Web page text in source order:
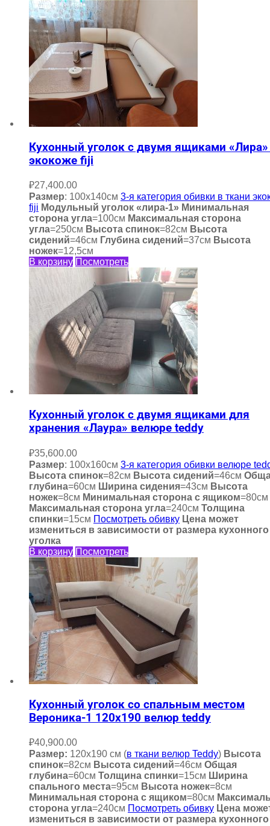
Кухонный уголок с двумя ящиками
экокоже fiji
₽27,400.00
Размер: 100х140см 3-я категория обивки в ткани
fiji Модульный уголок «лира-1» Минимальная
сторона угла=100см Максимальная сторона
угла=250см Высота спинок=82см Высота
сидений=46см Глубина сидений=37см Высота
ножек=12,5см
В корзину Посмотреть
Кухонный уголок с двумя ящиками для
хранения «Лаура» велюре teddy
₽35,600.00
Размер: 100х160см 3-я категория обивки велюре
Высота спинок=82см Высота сидений=46см
глубина=60см Ширина сидения=43см Высота
ножек=8см Минимальная сторона с ящиком=80см
Максимальная сторона угла=240см Толщина
спинки=15см Посмотреть обивку Цена может
измениться в зависимости от размера кухонного
уголка
В корзину Посмотреть
Кухонный уголок со спальным местом
Вероника-1 120х190 велюр teddy
₽40,900.00
Размер: 120х190 см (в ткани велюр Teddy) Высота
спинок=82см Высота сидений=46см Общая
глубина=60см Толщина спинки=15см Ширина
спального места=95см Высота ножек=8см
Минимальная сторона с ящиком=80см
сторона угла=240см Посмотреть обивку Цена
измениться в зависимости от размера кухонного